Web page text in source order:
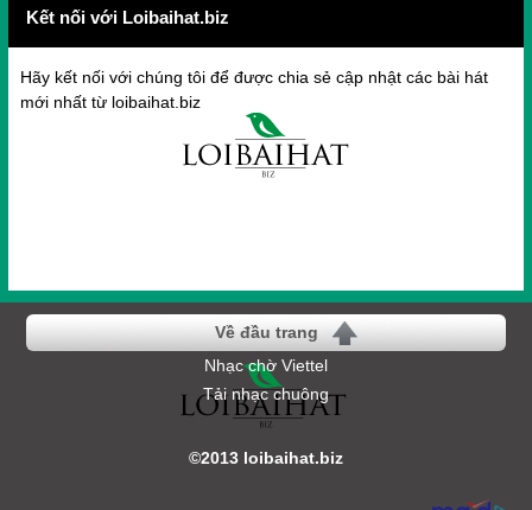
Kết nối với Loibaihat.biz
Hãy kết nối với chúng tôi để được chia sẻ cập nhật các bài hát
mới nhất từ loibaihat.biz
Về đầu trang
Nhạc chờ Viettel
Tải nhạc chuông
©2013 loibaihat.biz